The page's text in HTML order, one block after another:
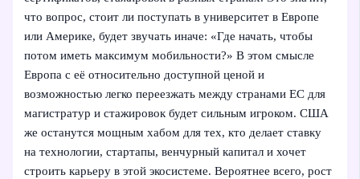
что вопрос, стоит ли поступать в университет в Европе
или Америке, будет звучать иначе: «Где начать, чтобы
потом иметь максимум мобильности?» В этом смысле
Европа с её относительно доступной ценой и
возможностью легко переезжать между странами ЕС для
магистратур и стажировок будет сильным игроком. США
же останутся мощным хабом для тех, кто делает ставку
на технологии, стартапы, венчурный капитал и хочет
строить карьеру в этой экосистеме. Вероятнее всего, рост